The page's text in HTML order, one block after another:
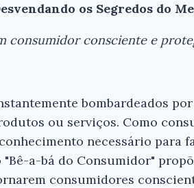
os Segredos do
consumidor consciente e
bombardeados
ou serviços. Como
necessário para
a-bá do Consumidor"
consumidores